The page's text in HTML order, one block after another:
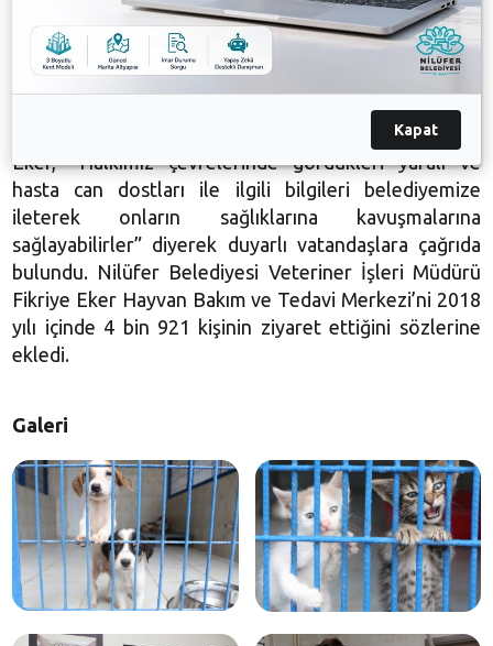
dostlarımızın beslenmelerine katkıda bulunabilir.”
Can dostların her türlü tedavi, operasyon ve
bakımlarının yapılmasını hedeflediklerini söyleyen
Eker, “Halkımız çevrelerinde gördükleri yaralı ve
hasta can dostları ile ilgili bilgileri belediyemize
ileterek onların sağlıklarına kavuşmalarına
sağlayabilirler” diyerek duyarlı vatandaşlara çağrıda
bulundu. Nilüfer Belediyesi Veteriner İşleri Müdürü
Fikriye Eker Hayvan Bakım ve Tedavi Merkezi’ni 2018
yılı içinde 4 bin 921 kişinin ziyaret ettiğini sözlerine
ekledi.
Galeri
Kapat